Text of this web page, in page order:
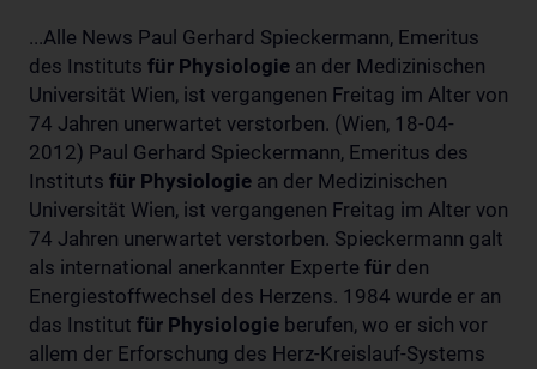
...Alle News Paul Gerhard Spieckermann, Emeritus
des Instituts für Physiologie an der Medizinischen
Universität Wien, ist vergangenen Freitag im Alter von
74 Jahren unerwartet verstorben. (Wien, 18-04-
2012) Paul Gerhard Spieckermann, Emeritus des
Instituts für Physiologie an der Medizinischen
Universität Wien, ist vergangenen Freitag im Alter von
74 Jahren unerwartet verstorben. Spieckermann galt
als international anerkannter Experte für den
Energiestoffwechsel des Herzens. 1984 wurde er an
das Institut für Physiologie berufen, wo er sich vor
allem der Erforschung des Herz-Kreislauf-Systems